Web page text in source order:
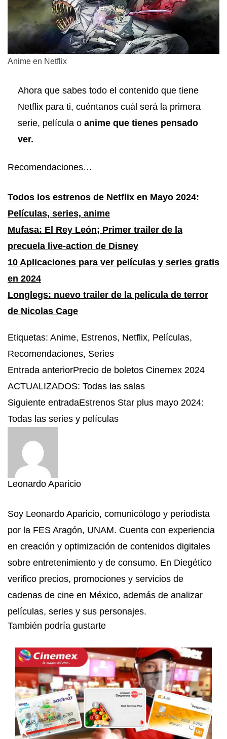
Anime en Netflix
Ahora que sabes todo el contenido que tiene
Netflix para ti, cuéntanos cuál será la primera
serie, película o anime que tienes pensado
ver.
Recomendaciones…
Todos los estrenos de Netflix en Mayo 2024:
Películas, series, anime
Mufasa: El Rey León; Primer trailer de la
precuela live-action de Disney
10 Aplicaciones para ver películas y series gratis
en 2024
Longlegs: nuevo trailer de la película de terror
de Nicolas Cage
Etiquetas: Anime, Estrenos, Netflix, Películas,
Recomendaciones, Series
Entrada anteriorPrecio de boletos Cinemex 2024
ACTUALIZADOS: Todas las salas
Siguiente entradaEstrenos Star plus mayo 2024:
Todas las series y películas
Leonardo Aparicio
Soy Leonardo Aparicio, comunicólogo y periodista
por la FES Aragón, UNAM. Cuenta con experiencia
en creación y optimización de contenidos digitales
sobre entretenimiento y de consumo. En Diegético
verifico precios, promociones y servicios de
cadenas de cine en México, además de analizar
películas, series y sus personajes.
También podría gustarte